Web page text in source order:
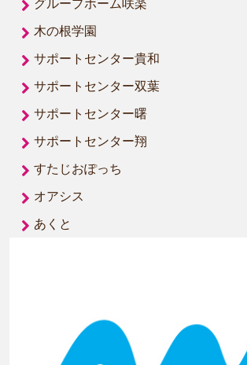
グループホーム咲楽
木の根学園
サポートセンター貴和
サポートセンター双葉
サポートセンター曙
サポートセンター翔
すたじおぽっち
オアシス
あくと